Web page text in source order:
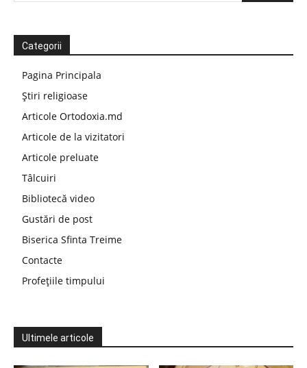
Categorii
Pagina Principala
Știri religioase
Articole Ortodoxia.md
Articole de la vizitatori
Articole preluate
Tâlcuiri
Bibliotecă video
Gustări de post
Biserica Sfinta Treime
Contacte
Profețiile timpului
Ultimele articole